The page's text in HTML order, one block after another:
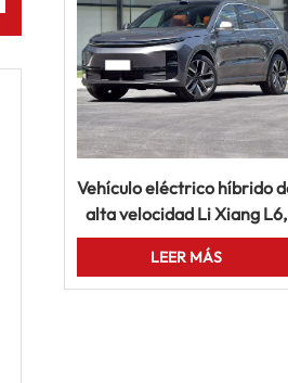
Vehículo eléctrico híbrido
alta velocidad Li Xiang L6,
nuevo, grande, de lujo, de
rango extendido
LEER MÁS